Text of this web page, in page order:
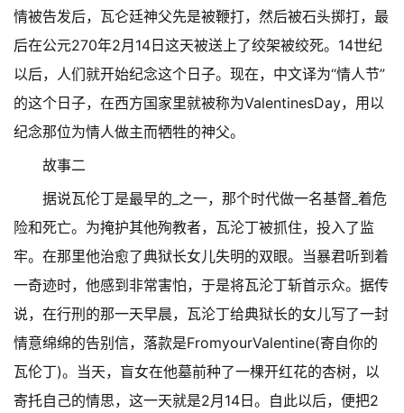
情被告发后，瓦仑廷神父先是被鞭打，然后被石头掷打，最
后在公元270年2月14日这天被送上了绞架被绞死。14世纪
以后，人们就开始纪念这个日子。现在，中文译为“情人节”
的这个日子，在西方国家里就被称为ValentinesDay，用以
纪念那位为情人做主而牺牲的神父。
故事二
据说瓦伦丁是最早的_之一，那个时代做一名基督_着危
险和死亡。为掩护其他殉教者，瓦沦丁被抓住，投入了监
牢。在那里他治愈了典狱长女儿失明的双眼。当暴君听到着
一奇迹时，他感到非常害怕，于是将瓦沦丁斩首示众。据传
说，在行刑的那一天早晨，瓦沦丁给典狱长的女儿写了一封
情意绵绵的告别信，落款是FromyourValentine(寄自你的
瓦伦丁)。当天，盲女在他墓前种了一棵开红花的杏树，以
寄托自己的情思，这一天就是2月14日。自此以后，便把2